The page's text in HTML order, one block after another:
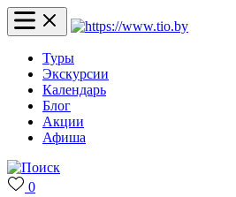
Туры
Экскурсии
Календарь
Блог
Акции
Афиша
0